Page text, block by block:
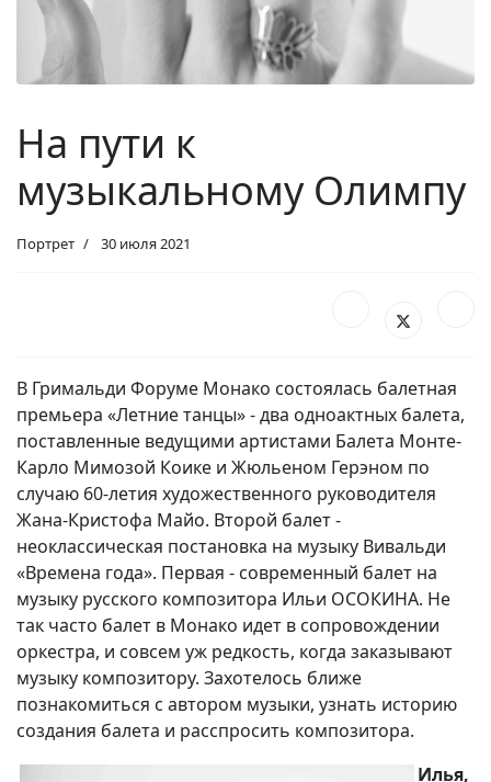
На пути к
музыкальному Олимпу
Портрет 30 июля 2021
В Гримальди Форуме Монако состоялась балетная
премьера «Летние танцы» - два одноактных балета,
поставленные ведущими артистами Балета Монте-
Карло Мимозой Коике и Жюльеном Герэном по
случаю 60-летия художественного руководителя
Жана-Кристофа Майо. Второй балет -
неоклассическая постановка на музыку Вивальди
«Времена года». Первая - современный балет на
музыку русского композитора Ильи ОСОКИНА. Не
так часто балет в Монако идет в сопровождении
оркестра, и совсем уж редкость, когда заказывают
музыку композитору. Захотелось ближе
познакомиться с автором музыки, узнать историю
создания балета и расспросить композитора.
Илья,